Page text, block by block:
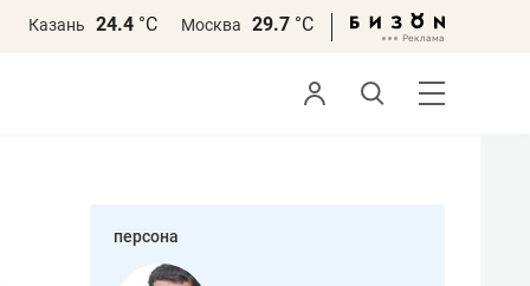
Казань 24.4 °С Москва 29.7 °С
персона